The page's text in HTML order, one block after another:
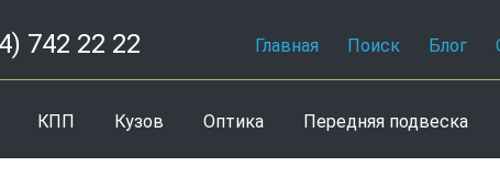
742 22 22 Главная Поиск Блог
КПП Кузов Оптика Передняя подвеска